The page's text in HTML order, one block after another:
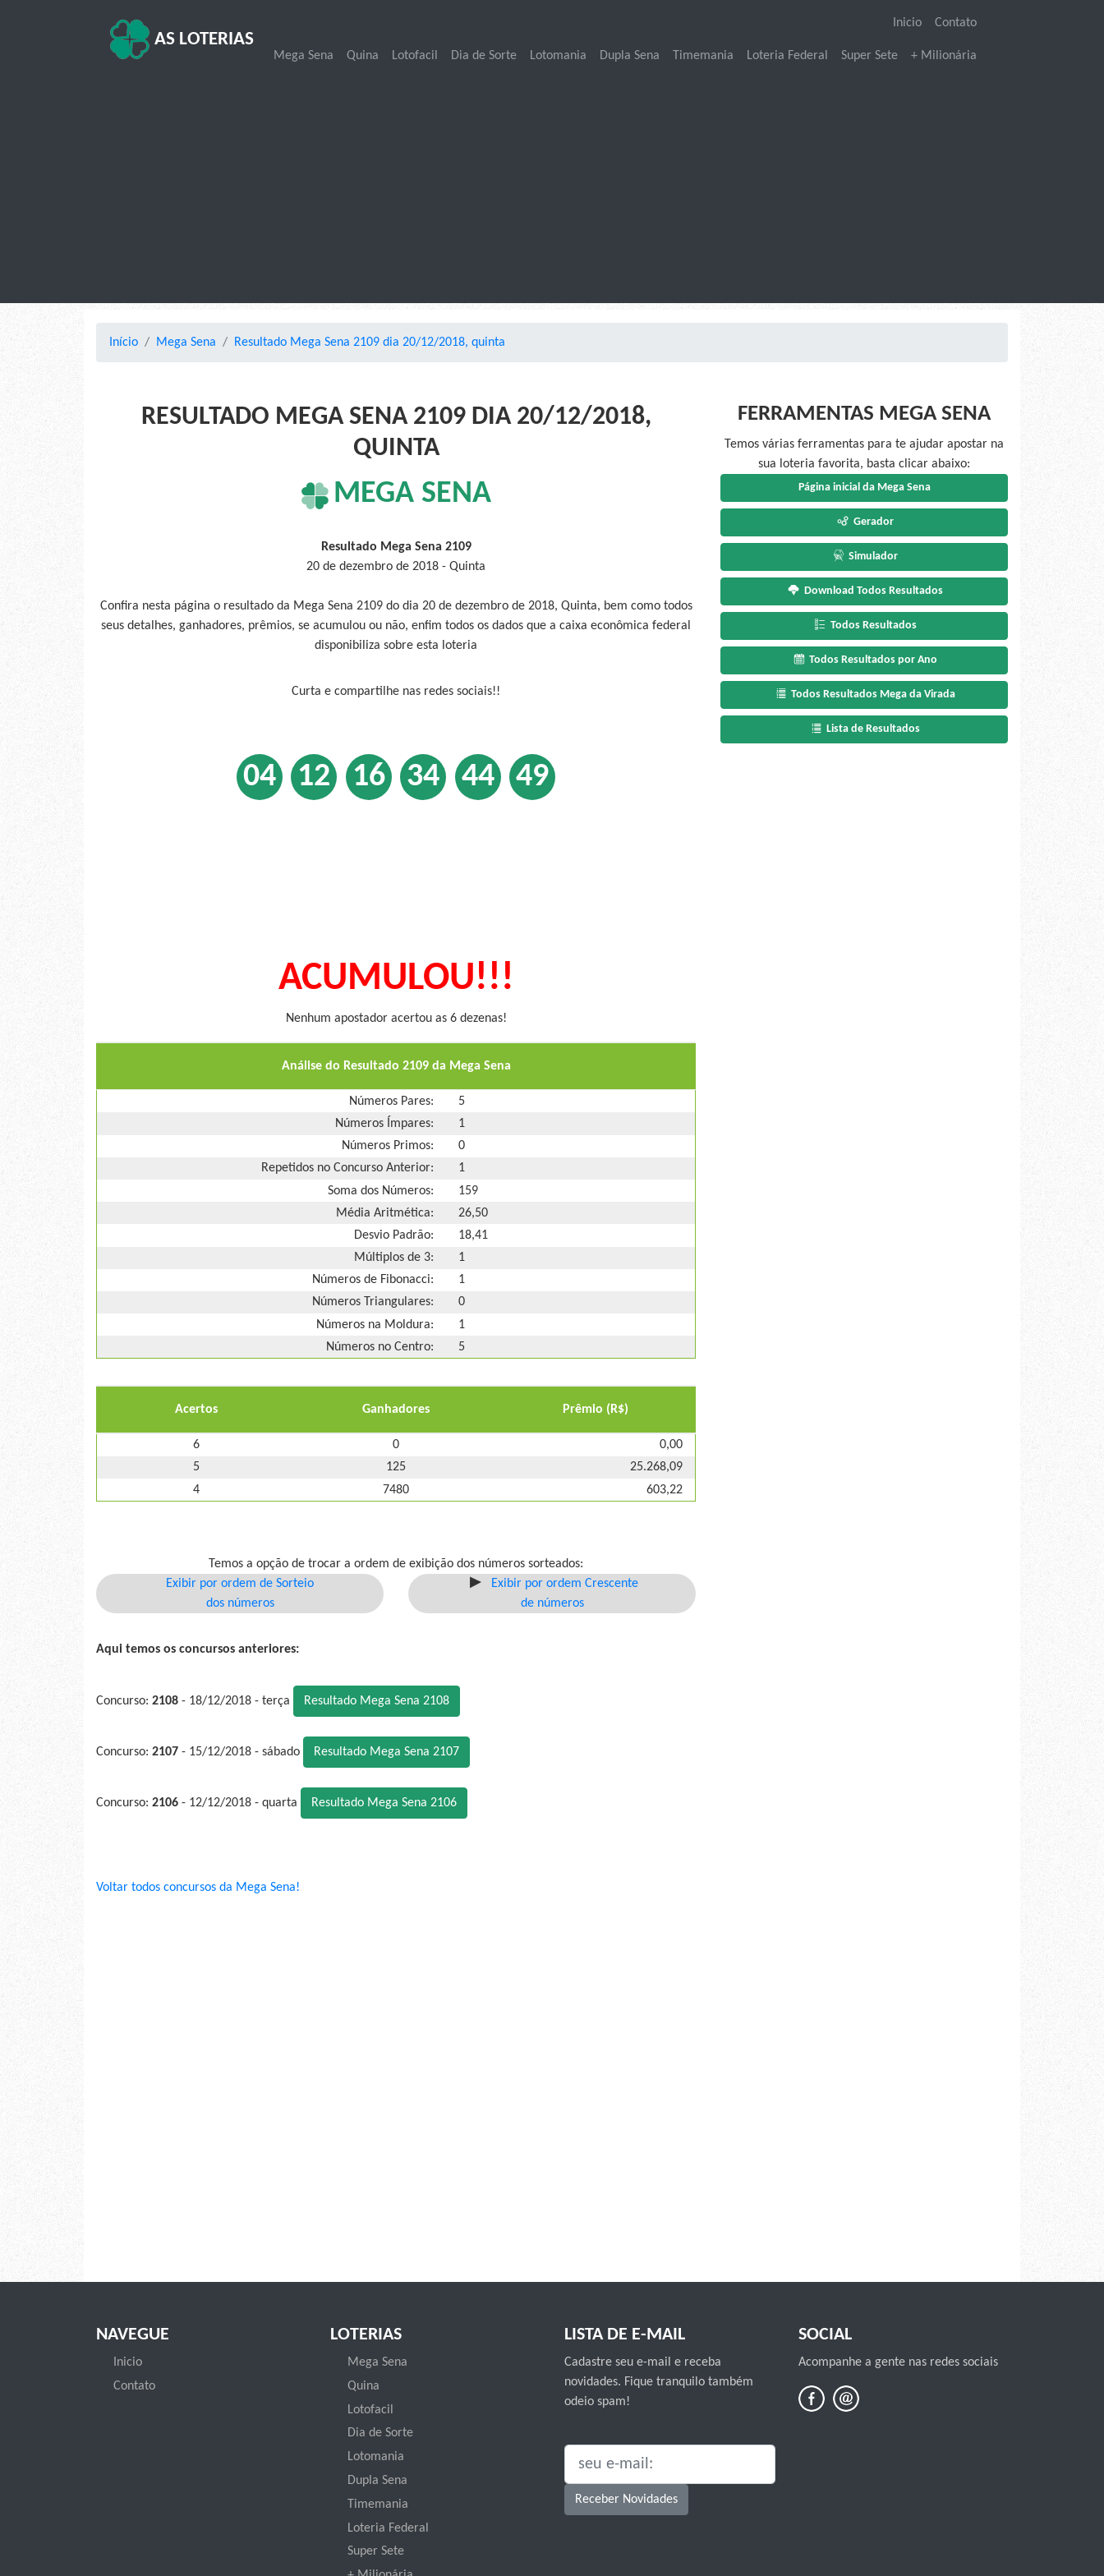
AS LOTERIAS
Inicio Contato
Mega Sena Quina Lotofacil Dia de Sorte Lotomania Dupla Sena Timemania Loteria Federal Super Sete + Milionária
Início Mega Sena Resultado Mega Sena 2109 dia 20/12/2018, quinta
RESULTADO MEGA SENA 2109 DIA 20/12/2018,
QUINTA
MEGA SENA
Resultado Mega Sena 2109
20 de dezembro de 2018 - Quinta
Confira nesta página o resultado da Mega Sena 2109 do dia 20 de dezembro de 2018, Quinta, bem como todos
seus detalhes, ganhadores, prêmios, se acumulou ou não, enfim todos os dados que a caixa econômica federal
disponibiliza sobre esta loteria
Curta e compartilhe nas redes sociais!!
04 12 16 34 44 49
ACUMULOU!!!
Nenhum apostador acertou as 6 dezenas!
Análise do Resultado 2109 da Mega Sena
Números Pares:
5
Números Ímpares:
1
Números Primos:
0
Repetidos no Concurso Anterior:
1
Soma dos Números:
159
Média Aritmética:
26,50
Desvio Padrão:
18,41
Múltiplos de 3:
1
Números de Fibonacci:
1
Números Triangulares:
0
Números na Moldura:
1
Números no Centro:
5
Acertos Ganhadores Prêmio (R$)
6 0
0,00
5
125
25.268,09
4
7480 603,22
Temos a opção de trocar a ordem de exibição dos números sorteados:
Exibir por ordem de Sorteio
dos números
Exibir por ordem Crescente
de números
Aqui temos os concursos anteriores:
Concurso: 2108 - 18/12/2018 - terça Resultado Mega Sena 2108
Concurso: 2107 - 15/12/2018 - sábado Resultado Mega Sena 2107
Concurso: 2106 - 12/12/2018 - quarta Resultado Mega Sena 2106
Voltar todos concursos da Mega Sena!
FERRAMENTAS MEGA SENA
Temos várias ferramentas para te ajudar apostar na
sua loteria favorita, basta clicar abaixo:
Página inicial da Mega Sena
Gerador
Simulador
Download Todos Resultados
Todos Resultados
Todos Resultados por Ano
Todos Resultados Mega da Virada
Lista de Resultados
NAVEGUE
Inicio
Contato
LOTERIAS
Mega Sena
Quina
Lotofacil
Dia de Sorte
Lotomania
Dupla Sena
Timemania
Loteria Federal
Super Sete
LISTA DE E-MAIL
Cadastre seu e-mail e receba
novidades. Fique tranquilo também
odeio spam!
SEU E-MAIL:
Receber Novidades
SOCIAL
Acompanhe a gente nas redes sociais